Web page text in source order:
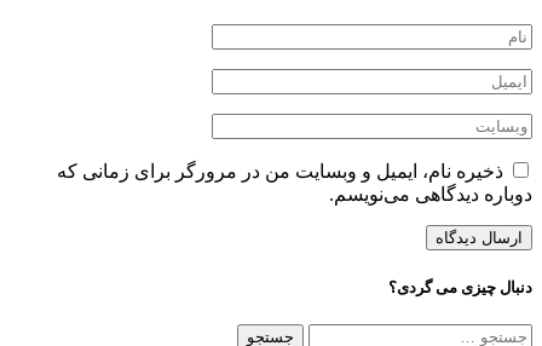
ذخیره نام، ایمیل و وبسایت من در مرورگر برای زمانی که
دوباره دیدگاهی می‌نویسم.
دنبال چیزی می گردی؟
جستجو